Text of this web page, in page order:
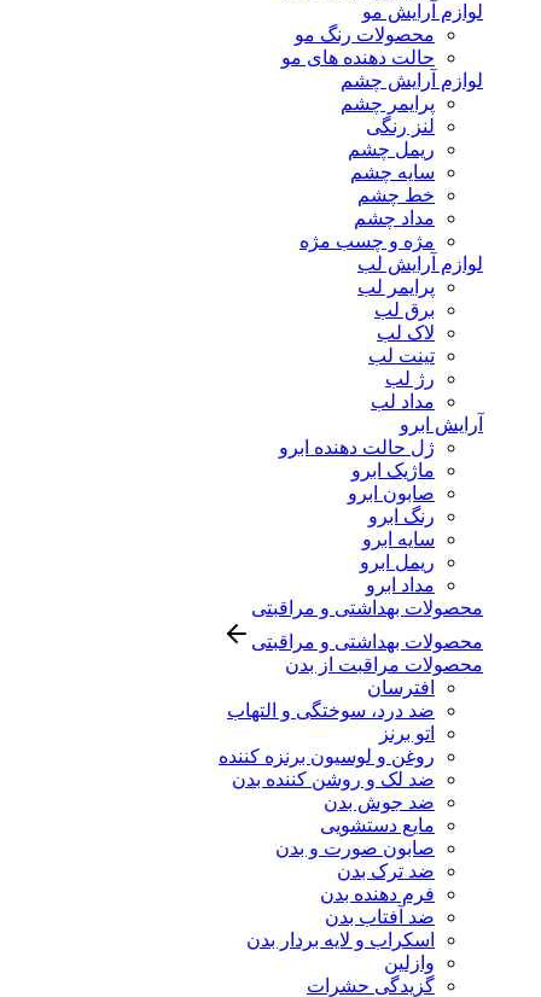
لوازم آرایش مو
محصولات رنگ مو
حالت دهنده های مو
لوازم آرایش چشم
پرایمر چشم
لنز رنگی
ریمل چشم
سایه چشم
خط چشم
مداد چشم
مژه و چسب مژه
لوازم آرایش لب
پرایمر لب
برق لب
لاک لب
تینت لب
رژ لب
مداد لب
آرایش ابرو
ژل حالت دهنده ابرو
ماژیک ابرو
صابون ابرو
رنگ ابرو
سایه ابرو
ریمل ابرو
مداد ابرو
محصولات بهداشتی و مراقبتی
محصولات بهداشتی و مراقبتی
محصولات مراقبت از بدن
افترسان
ضد درد، سوختگی و التهاب
اتو برنز
روغن و لوسیون برنزه کننده
ضد لک و روشن کننده بدن
ضد جوش بدن
مایع دستشویی
صابون صورت و بدن
ضد ترک بدن
فرم دهنده بدن
ضد آفتاب بدن
اسکراب و لایه بردار بدن
وازلین
گزیدگی حشرات